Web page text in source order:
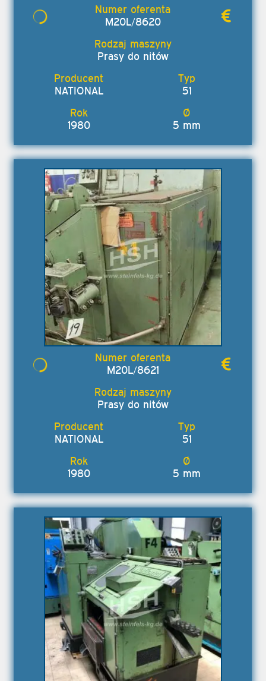
M20L/8620
Prasy do nitów
NATIONAL 51
1980 5 mm
M20L/8621
Prasy do nitów
NATIONAL 51
1980 5 mm